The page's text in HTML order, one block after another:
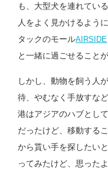
も、大型犬を連れてい
人をよく見かけるよう
タックのモールAIRSIDE
と一緒に過ごせること
しかし、動物を飼う人
待、やむなく手放すな
港はアジアのハブとし
だったけど、移動する
から貰い手を探したい
ってみたけど、思った